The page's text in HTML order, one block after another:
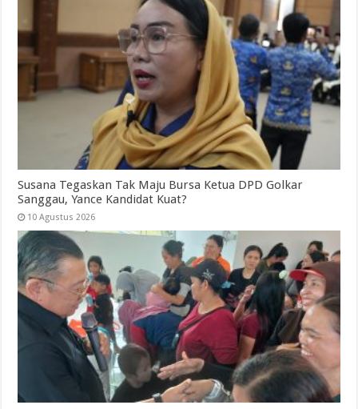
Susana Tegaskan Tak Maju Bursa Ketua DPD Golkar
Sanggau, Yance Kandidat Kuat?
10 Agustus 2026